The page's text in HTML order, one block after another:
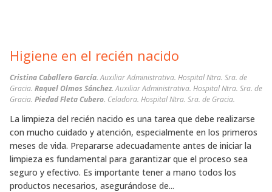
Higiene en el recién nacido
Cristina Caballero García.Auxiliar Administrativa. Hospital Ntra. Sra. de
Gracia. Raquel Olmos Sánchez.Auxiliar Administrativa. Hospital Ntra. Sra. de
Gracia. Piedad Fleta Cubero. Celadora. Hospital Ntra. Sra. de Gracia.
La limpieza del recién nacido es una tarea que debe realizarse
con mucho cuidado y atención, especialmente en los primeros
meses de vida. Prepararse adecuadamente antes de iniciar la
limpieza es fundamental para garantizar que el proceso sea
seguro y efectivo. Es importante tener a mano todos los
productos necesarios, asegurándose de...